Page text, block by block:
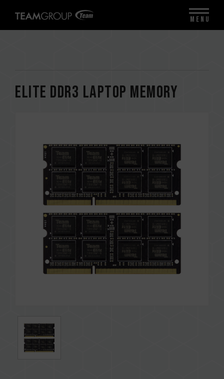
ELITE DDR3 LAPTOP MEMORY
MENU